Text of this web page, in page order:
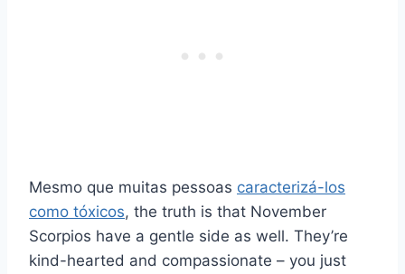
Mesmo que muitas pessoas caracterizá-los
como tóxicos, the truth is that November
Scorpios have a gentle side as well. They’re
kind-hearted and compassionate – you just